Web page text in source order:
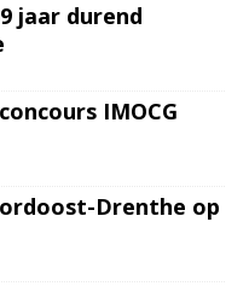
jaar durend
IMOCG
Drenthe op